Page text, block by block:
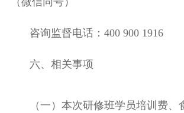
咨询监督电话： 400 900 1916
六、相关事项
（一）本次研修班学员培训费、